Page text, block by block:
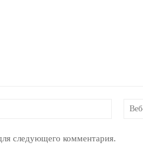
следующего комментария.